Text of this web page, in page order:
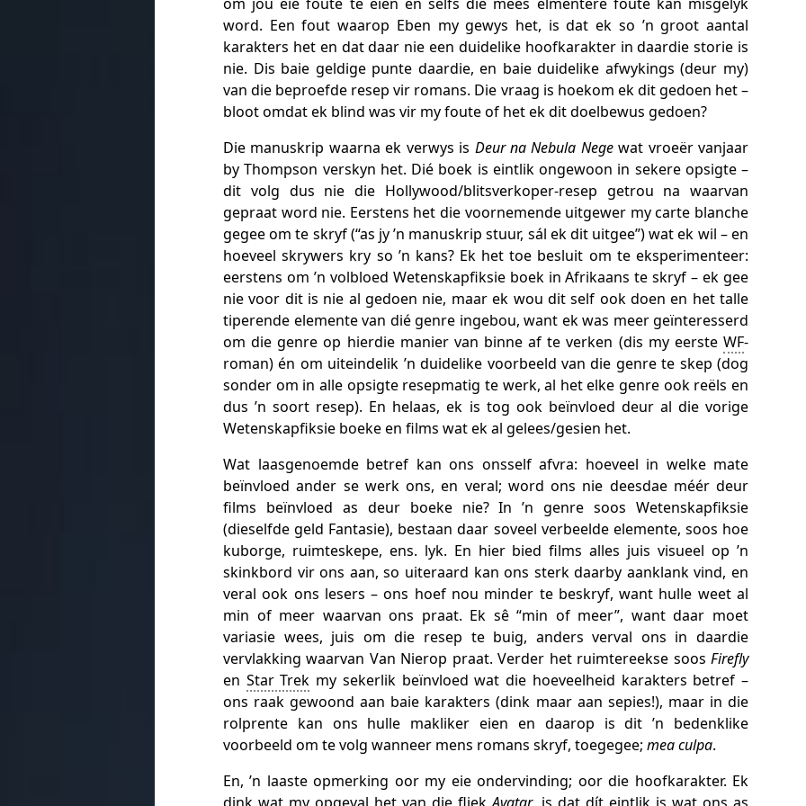
word. Een fout waarop Eben my gewys het, is dat ek so ’n groot aantal
karakters het en dat daar nie een duidelike hoofkarakter in daardie storie is
nie. Dis baie geldige punte daardie, en baie duidelike afwykings (deur my)
van die beproefde resep vir romans. Die vraag is hoekom ek dit gedoen het –
bloot omdat ek blind was vir my foute of het ek dit doelbewus gedoen?
Die manuskrip waarna ek verwys is Deur na Nebula Negewat vroeër vanjaar
by Thompson verskyn het. Dié boek is eintlik ongewoon in sekere opsigte –
dit volg dus nie die Hollywood/blitsverkoper-resep getrou na waarvan
gepraat word nie. Eerstens het die voornemende uitgewer my carte blanche
gegee om te skryf (“as jy ’n manuskrip stuur, sál ek dit uitgee”) wat ek wil – en
hoeveel skrywers kry so ’n kans? Ek het toe besluit om te eksperimenteer:
eerstens om ’n volbloed Wetenskapfiksie boek in Afrikaans te skryf – ek gee
nie voor dit is nie al gedoen nie, maar ek wou dit self ook doen en het talle
tiperende elemente van dié genre ingebou, want ek was meer geïnteresserd
om die genre op hierdie manier van binne af te verken (dis my eerste WF-
roman) én om uiteindelik ’n duidelike voorbeeld van die genre te skep (dog
sonder om in alle opsigte resepmatig te werk, al het elke genre ook reëls en
dus ’n soort resep). En helaas, ek is tog ook beïnvloed deur al die vorige
Wetenskapfiksie boeke en films wat ek al gelees/gesien het.
Wat laasgenoemde betref kan ons onsself afvra: hoeveel in welke mate
beïnvloed ander se werk ons, en veral; word ons nie deesdae méér deur
films beïnvloed as deur boeke nie? In ’n genre soos Wetenskapfiksie
(dieselfde geld Fantasie), bestaan daar soveel verbeelde elemente, soos hoe
kuborge, ruimteskepe, ens. lyk. En hier bied films alles juis visueel op ’n
skinkbord vir ons aan, so uiteraard kan ons sterk daarby aanklank vind, en
veral ook ons lesers – ons hoef nou minder te beskryf, want hulle weet al
min of meer waarvan ons praat. Ek sê “min of meer”, want daar moet
variasie wees, juis om die resep te buig, anders verval ons in daardie
vervlakking waarvan Van Nierop praat. Verder het ruimtereekse soos Firefly
en Star Trek my sekerlik beïnvloed wat die hoeveelheid karakters betref –
ons raak gewoond aan baie karakters (dink maar aan sepies!), maar in die
rolprente kan ons hulle makliker eien en daarop is dit ’n bedenklike
voorbeeld om te volg wanneer mens romans skryf, toegegee; mea culpa.
En, ’n laaste opmerking oor my eie ondervinding; oor die hoofkarakter. Ek